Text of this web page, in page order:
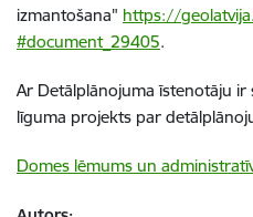
izmantošana" https://
#document_29405.
Ar Detālplānojuma īstenotāju ir
līguma projekts par
Domes lēmums un